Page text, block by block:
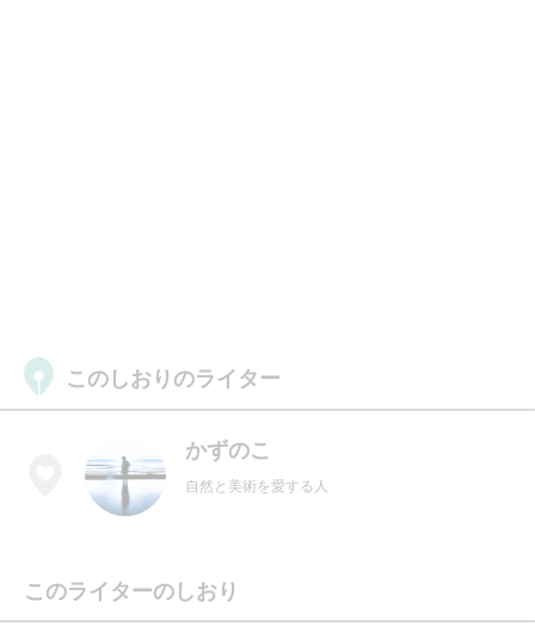
このしおりのライター
かずのこ
自然と美術を愛する人
このライターのしおり